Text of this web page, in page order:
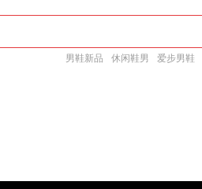
男鞋新品 休闲鞋男 爱步男鞋